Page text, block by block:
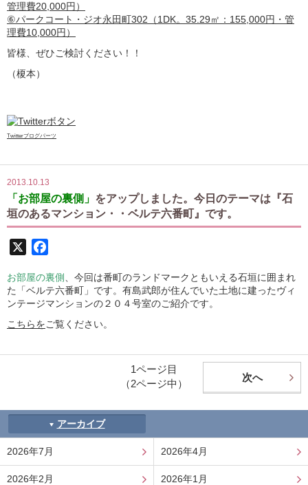
管理費20,000円）
⑥パークコート・ジオ永田町302（1DK。35.29㎡：155,000円・管
理費10,000円）
皆様、ぜひご検討ください！！
（榎本）
Twitterブログパーツ
2013.10.13
「お部屋の裏側」 をアップしました。今日のテーマは『石
垣のあるマンション・・ベルテ六番町』です。
お部屋の裏側 、今回は番町のランドマークともいえる石垣に囲まれ
た「ベルテ六番町」です。有島武郎が住んでいた土地に建ったヴィ
ンテージマンションの２０４号室のご紹介です。
こちらをご覧ください。
次へ
1ページ目
（2ページ中）
アーカイブ
2026年7月 2026年4月
2026年2月 2026年1月